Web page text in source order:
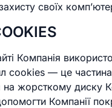
своїх
Компанія
cookies — це
на жорсткому диску
Компанії